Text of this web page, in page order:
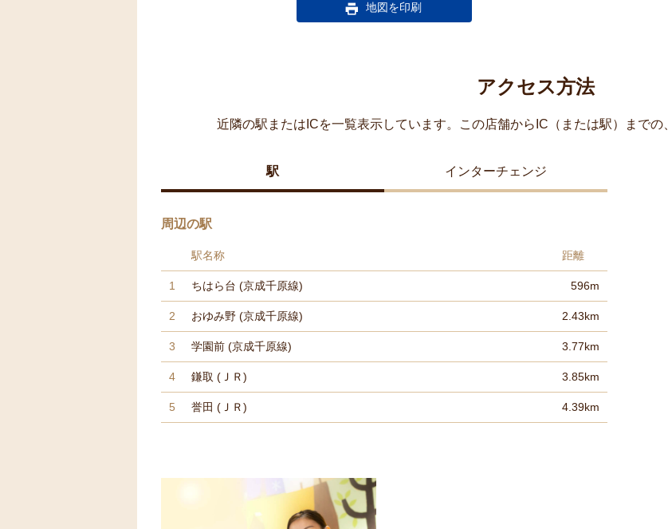
アクセス方法
近隣の駅またはICを一覧表示しています。この店舗からIC（または駅）までの
駅 インターチェンジ
周辺の駅
駅名称 距離
1 ちはら台 (京成千原線) 596m
2 おゆみ野 (京成千原線) 2.43km
3 学園前 (京成千原線) 3.77km
4 鎌取 (ＪＲ) 3.85km
5 誉田 (ＪＲ) 4.39km